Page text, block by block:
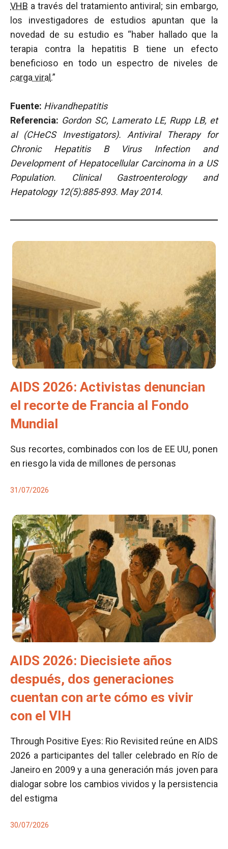
VHB a través del tratamiento antiviral; sin embargo,
los investigadores de estudios apuntan que la
novedad de su estudio es “haber hallado que la
terapia contra la hepatitis B tiene un efecto
beneficioso en todo un espectro de niveles de
carga viral .”
Fuente: Hivandhepatitis
Referencia: Gordon SC, Lamerato LE, Rupp LB, et
al (CHeCS Investigators). Antiviral Therapy for
Chronic Hepatitis B Virus Infection and
Development of Hepatocellular Carcinoma in a US
Population. Clinical Gastroenterology and
Hepatology 12(5):885-893. May 2014.
AIDS 2026: Activistas denuncian
el recorte de Francia al Fondo
Mundial
Sus recortes, combinados con los de EE UU, ponen
en riesgo la vida de millones de personas
31/07/2026
AIDS 2026: Diecisiete años
después, dos generaciones
cuentan con arte cómo es vivir
con el VIH
Through Positive Eyes: Rio Revisited reúne en AIDS
2026 a participantes del taller celebrado en Río de
Janeiro en 2009 y a una generación más joven para
dialogar sobre los cambios vividos y la persistencia
del estigma
30/07/2026